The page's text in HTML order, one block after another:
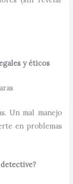
y éticos
Un mal manejo
en problemas